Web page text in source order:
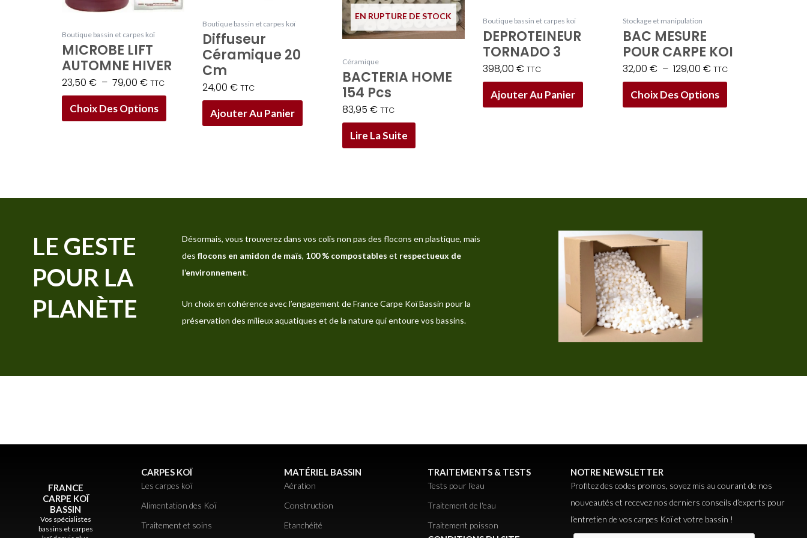
Boutique bassin et carpes koï
MICROBE LIFT
AUTOMNE HIVER
23,50€ – 79,00€ TTC
Choix Des Options
la
produit
Boutique bassin et carpes koï
Diffuseur
Céramique 20
Cm
24,00 € TTC
Ajouter Au Panier
EN RUPTURE DE STOCK
Céramique
BACTERIA HOME
154 Pcs
83,95€ TTC
Lire La Suite
Boutique bassin et carpes koï
DEPROTEINEUR
TORNADO 3
398,00 € TTC
Ajouter Au Panier
Stockage et manipulation
BAC MESURE
POUR CARPE KOI
32,00€ – 129,00€ TTC
Choix Des Options
sur
la
page
LE GESTE
POUR LA
PLANÈTE
Désormais, vous trouverez dans vos colis non pas des flocons en plastique, mais
desflocons en amidon de maïs, 100 % compostables et respectueux de
l’environnement.
Un choix en cohérence avec l’engagement de France Carpe Koï Bassin pour la
préservation des milieux aquatiques et de la nature qui entoure vos bassins.
FRANCE
CARPE KOÏ
BASSIN
Vos spécialistes
bassins et carpes
CARPES KOÏ
Les carpes koï
Alimentation des Koï
Traitement et soins
MATÉRIEL BASSIN
Aération
Construction
Etanchéité
TRAITEMENTS & TESTS
Tests pour l'eau
Traitement de l'eau
Traitement poisson
NOTRE NEWSLETTER
Profitez des codes promos, soyez mis au courant de nos
nouveautés et recevez nos derniers conseils d’experts pour
l’entretien de vos carpes Koï et votre bassin !